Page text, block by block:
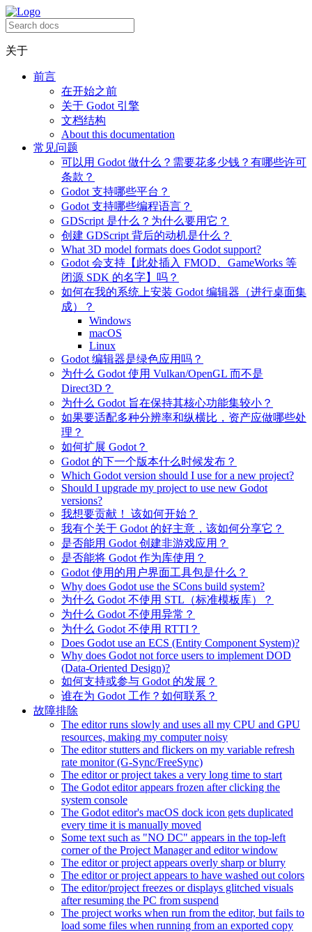
关于
前言
在开始之前
关于 Godot 引擎
文档结构
About this documentation
常见问题
可以用 Godot 做什么？需要花多少钱？有哪些许可
条款？
Godot 支持哪些平台？
Godot 支持哪些编程语言？
GDScript 是什么？为什么要用它？
创建 GDScript 背后的动机是什么？
What 3D model formats does Godot support?
Godot 会支持【此处插入 FMOD、GameWorks 等
闭源 SDK 的名字】吗？
如何在我的系统上安装 Godot 编辑器（进行桌面集
成）？
Windows
macOS
Linux
Godot 编辑器是绿色应用吗？
为什么 Godot 使用 Vulkan/OpenGL 而不是
Direct3D？
为什么 Godot 旨在保持其核心功能集较小？
如果要适配多种分辨率和纵横比，资产应做哪些处
理？
如何扩展 Godot？
Godot 的下一个版本什么时候发布？
Which Godot version should I use for a new project?
Should I upgrade my project to use new Godot
versions?
我想要贡献！ 该如何开始？
我有个关于 Godot 的好主意，该如何分享它？
是否能用 Godot 创建非游戏应用？
是否能将 Godot 作为库使用？
Godot 使用的用户界面工具包是什么？
Why does Godot use the SCons build system?
为什么 Godot 不使用 STL（标准模板库）？
为什么 Godot 不使用异常？
为什么 Godot 不使用 RTTI？
Does Godot use an ECS (Entity Component System)?
Why does Godot not force users to implement DOD
(Data-Oriented Design)?
如何支持或参与 Godot 的发展？
谁在为 Godot 工作？如何联系？
故障排除
The editor runs slowly and uses all my CPU and GPU
resources, making my computer noisy
The editor stutters and flickers on my variable refresh
rate monitor (G-Sync/FreeSync)
The editor or project takes a very long time to start
The Godot editor appears frozen after clicking the
system console
The Godot editor's macOS dock icon gets duplicated
every time it is manually moved
Some text such as "NO DC" appears in the top-left
corner of the Project Manager and editor window
The editor or project appears overly sharp or blurry
The editor or project appears to have washed out colors
The editor/project freezes or displays glitched visuals
after resuming the PC from suspend
The project works when run from the editor, but fails to
load some files when running from an exported copy